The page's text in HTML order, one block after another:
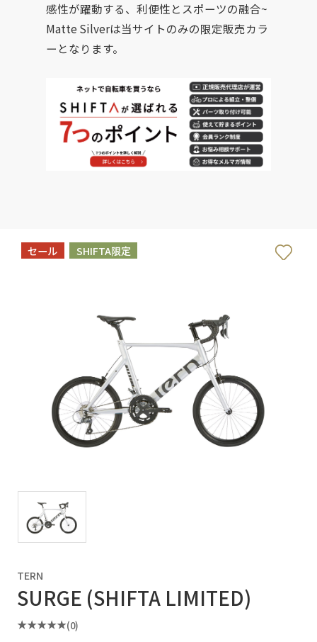
感性が躍動する、利便性とスポーツの融合~
Matte Silverは当サイトのみの限定販売カラ
ーとなります。
セール SHIFTA限定
TERN
SURGE (SHIFTA LIMITED)
(0)